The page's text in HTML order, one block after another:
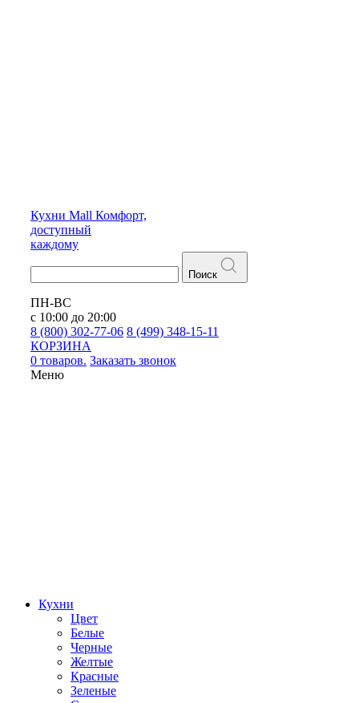
Кухни Mall Комфорт,
доступный
каждому
Поиск
ПН-ВС
с 10:00 до 20:00
8 (800) 302-77-06 8 (499) 348-15-11
КОРЗИНА
0 товаров. Заказать звонок
Меню
Кухни
Цвет
Белые
Черные
Желтые
Красные
Зеленые